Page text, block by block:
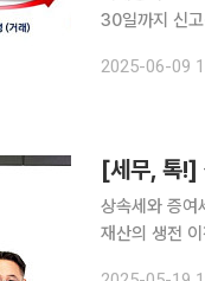
30일까지 신고·납부를 완료
(수혜법인)의
2025-06-09
[세무, 톡!]
상속세와 증여
재산의 생전